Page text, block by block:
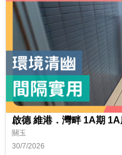
啟德 維港．灣畔 1A期
關玉
30/7/2026